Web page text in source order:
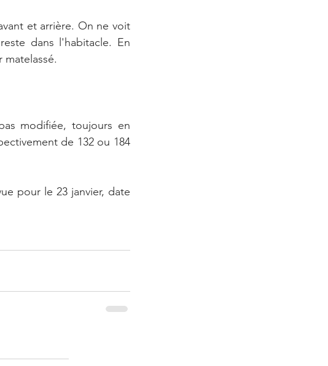
et arrière. On ne voit
dans l'habitacle. En
modifiée, toujours en
de 132 ou 184
pour le 23 janvier, date